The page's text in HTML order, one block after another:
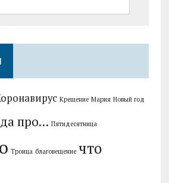
Крещение Мария Новый год
про... Пятидесятница
Троица благовещение что